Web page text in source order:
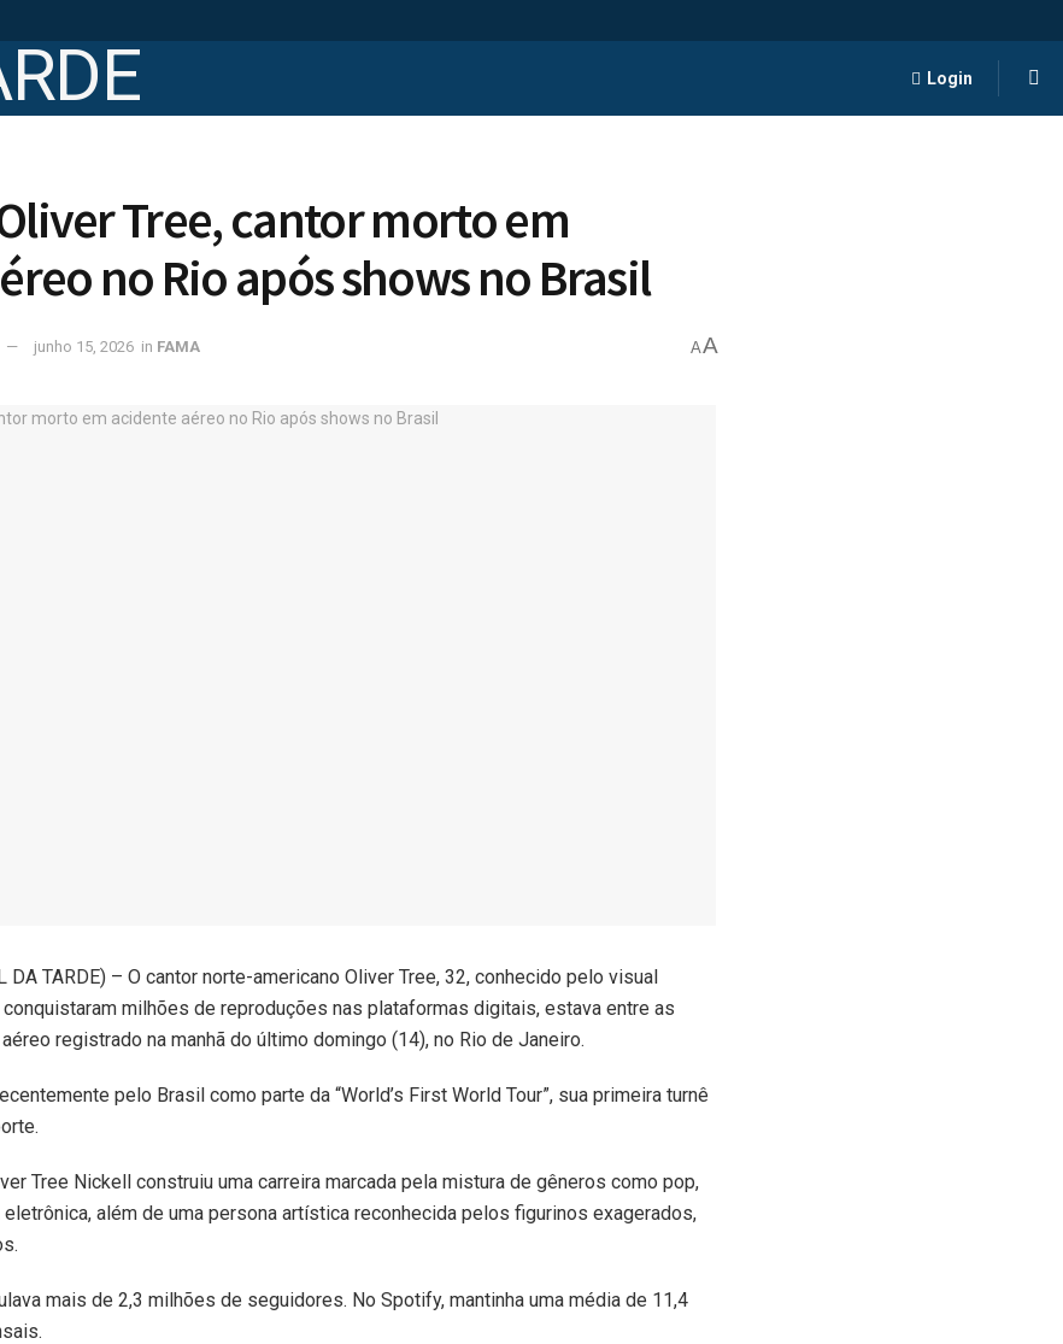
Login
Tree, cantor morto em
no Rio após shows no Brasil
junho 15, 2026 in FAMA AA
DA TARDE) – O cantor norte-americano Oliver Tree, 32, conhecido pelo visual
milhões de reproduções nas plataformas digitais, estava entre as
registrado na manhã do último domingo (14), no Rio de Janeiro.
pelo Brasil como parte da “World’s First World Tour”, sua primeira turnê
Tree Nickell construiu uma carreira marcada pela mistura de gêneros como pop,
além de uma persona artística reconhecida pelos figurinos exagerados,
mais de 2,3 milhões de seguidores. No Spotify, mantinha uma média de 11,4